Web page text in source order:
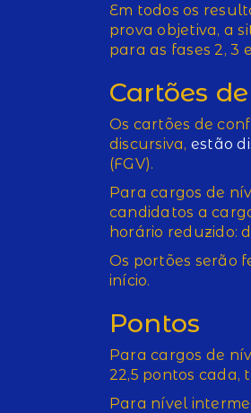
Em todos os
prova objetiva, a
para as fases 2, 3
Cartões
Os cartões de
discursiva, estão
(FGV).
Para cargos de
candidatos a
horário reduzido:
Os portões serão
início.
Pontos
Para cargos de
22,5 pontos cada,
Para nível